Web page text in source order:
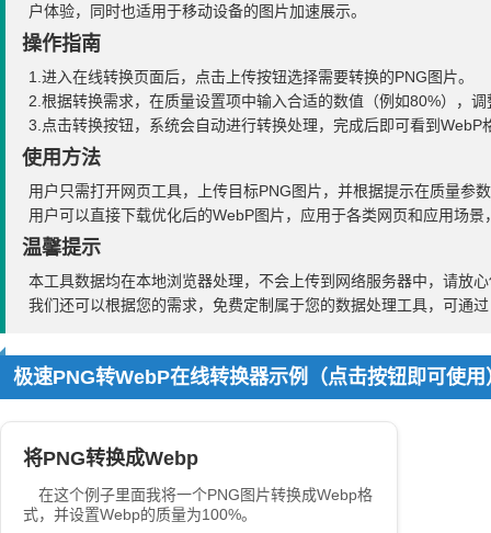
户体验，同时也适用于移动设备的图片加速展示。
操作指南
1.进入在线转换页面后，点击上传按钮选择需要转换的PNG图片。
2.根据转换需求，在质量设置项中输入合适的数值（例如80%），
3.点击转换按钮，系统会自动进行转换处理，完成后即可看到WebP
使用方法
用户只需打开网页工具，上传目标PNG图片，并根据提示在质量参
用户可以直接下载优化后的WebP图片，应用于各类网页和应用场
温馨提示
本工具数据均在本地浏览器处理，不会上传到网络服务器中，请放
我们还可以根据您的需求，免费定制属于您的数据处理工具，可通
极速PNG转WebP在线转换器示例（点击按钮即可使用
将PNG转换成Webp
在这个例子里面我将一个PNG图片转换成Webp格
式，并设置Webp的质量为100%。